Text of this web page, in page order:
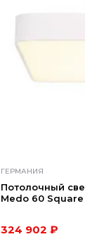
ГЕРМАНИЯ
Потолочный
Medo 60
324 902 ₽